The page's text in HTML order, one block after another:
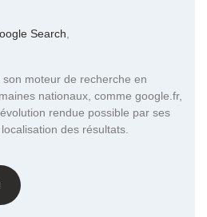
Search,
son moteur de recherche en
nationaux, comme google.fr,
rendue possible par ses
des résultats.